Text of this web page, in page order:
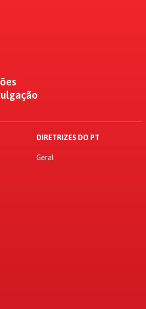
DIRETRIZES DO PT
Geral